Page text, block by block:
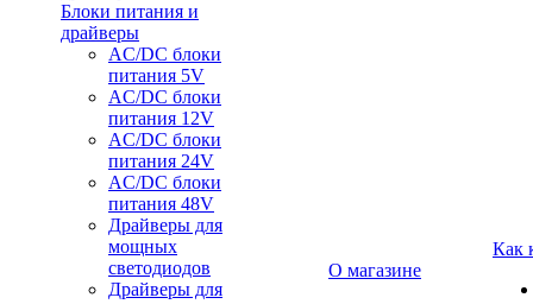
Блоки питания и
драйверы
AC/DC блоки
питания 5V
AC/DC блоки
питания 12V
AC/DC блоки
питания 24V
AC/DC блоки
питания 48V
Драйверы для
мощных
светодиодов
Драйверы для
О магазине
Как